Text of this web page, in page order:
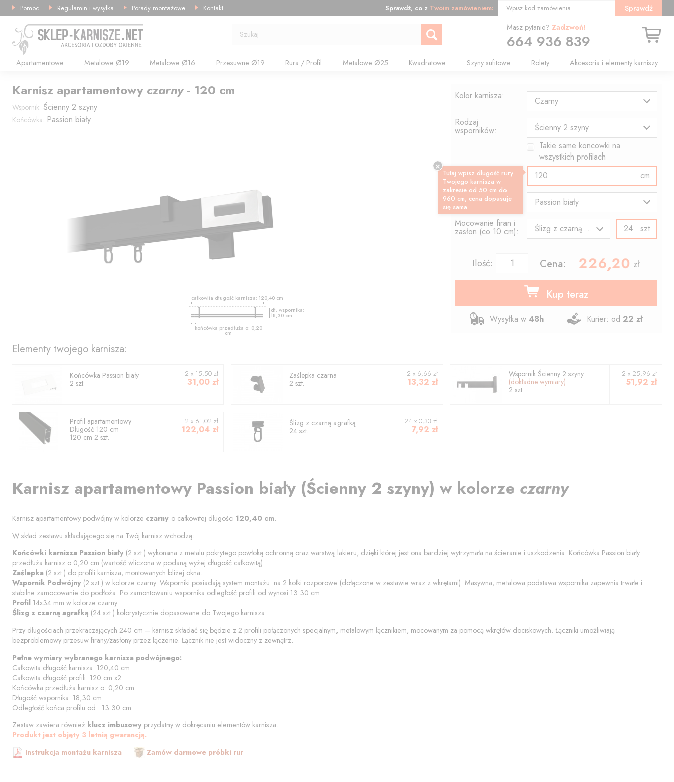
Sprawdź, co z Twoim zamówieniem: Wpisz kod zamówienia Sprawdź
Szukaj
Apartamentowe Metalowe Ø19 Metalowe Ø16 Przesuwne Ø19 Rura / Profil Metalowe Ø25 Kwadratowe Szyny sufitowe Rolety Akcesoria i elementy karniszy
Pomoc Regulamin i wysyłka Porady montażowe Kontakt
Masz pytanie?Zadzwoń!
664 936 839
Karnisz apartamentowy czarny- 120 cm
Wspornik: Ścienny 2 szyny
Końcówka: Passion biały
całkowita długość karnisza: 120,40cm
dł. wspornika:
18,30 cm
końcówka przedłuża o: 0,20
cm
Kolor karnisza:
Czarny
Rodzaj
wsporników:
Ścienny 2 szyny
Takie same koncowki na
wszystkich profilach
Długość profilu:
cm
Wzór końcówki:
Passion biały
Mocowanie firan i
zasłon (co 10 cm): Ślizg z czarną agrafką szt
Ilość: Cena: , zł
Kup teraz
Wysyłka w 48h Kurier: od 22 zł
Tutaj wpisz długość rury
Twojego karnisza w
zakresie od 50 cm do
960 cm, cena dopasuje
się sama.
Elementy twojego karnisza:
Końcówka Passion biały
2 szt.
2 x 15,50 zł
31,00 zł
Zaślepka czarna
2 szt.
2 x 6,66 zł
13,32 zł
Wspornik Ścienny 2 szyny
(dokładne wymiary)
2 szt.
2 x 25,96 zł
51,92 zł
Profil apartamentowy
Długość 120 cm
120 cm2 szt.
2 x 61,02 zł
122,04 zł
Ślizg z czarną agrafką
24 szt.
24 x 0,33 zł
7,92 zł
Karnisz apartamentowy Passion biały (Ścienny 2 szyny) w kolorze czarny
Karnisz apartamentowy podwójny w kolorze czarny o całkowitej długości 120,40 cm.
W skład zestawu składającego się na Twój karnisz wchodzą:
Końcówki karnisza Passion biały (2 szt.) wykonana z metalu pokrytego powłoką ochronną oraz warstwą lakieru, dzięki której jest ona bardziej wytrzymała na ścieranie i uszkodzenia. Końcówka Passion biały
przedłuża karnisz o 0,20 cm (wartość wliczona w podaną wyżej długość całkowitą).
Zaślepka (2 szt.) do profili karnisza, montowanych bliżej okna.
Wspornik Podwójny (2 szt.) w kolorze czarny. Wsporniki posiadają system montażu: na 2 kołki rozporowe (dołączone w zestawie wraz z wkrętami). Masywna, metalowa podstawa wspornika zapewnia trwałe i
stabilne zamocowanie do podłoża. Po zamontowaniu wspornika odległość profili od wynosi 13.30 cm
Profil 14x34 mm w kolorze czarny.
Ślizg z czarną agrafką (24 szt.) kolorystycznie dopasowane do Twojego karnisza.
Przy długościach przekraczających 240 cm – karnisz składać się będzie z 2 profili połączonych specjalnym, metalowym łącznikiem, mocowanym za pomocą wkrętów dociskowych. Łączniki umożliwiają
bezproblemowy przesuw firany/zasłony przez łączenie. Łącznik nie jest widoczny z zewnątrz.
Pełne wymiary wybranego karnisza podwójnego:
Całkowita długość karnisza: 120,40 cm
Całkowita długość profili: 120 cm x2
Końcówka przedłuża karnisz o: 0,20 cm
Długość wspornika: 18,30 cm
Odległość końca profilu od : 13.30 cm
Zestaw zawiera również klucz imbusowy przydatny w dokręcaniu elementów karnisza.
Produkt jest objęty 3 letnią gwarancją.
Instrukcja montażu karnisza
Zamów darmowe próbki rur